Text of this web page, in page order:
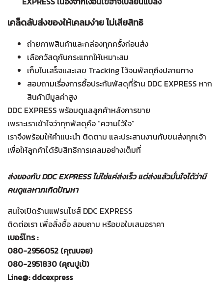
เคล็ดลับส่งของให้เคลมง่าย ไม่เสียสิทธิ
ถ่ายภาพสินค้าและกล่องทุกครั้งก่อนส่ง
เลือกวัสดุกันกระแทกให้เหมาะสม
เก็บใบเสร็จและเลข Tracking ไว้จนพัสดุถึงปลายทาง
สอบถามเรื่องการซื้อประกันพัสดุที่ร้าน DDC EXPRESS หาก
สินค้ามีมูลค่าสูง
DDC EXPRESS พร้อมดูแลลูกค้าหลังการขาย
เพราะเราเข้าใจว่าทุกพัสดุคือ “ความไว้ใจ”
เราจึงพร้อมให้คำแนะนำ ติดตาม และประสานงานกับขนส่งทุกเจ้า
เพื่อให้ลูกค้าได้รับสิทธิการเคลมอย่างเต็มที่
ส่งของกับ DDC EXPRESS ไม่ใช่แค่ส่งเร็ว แต่ส่งแล้วมั่นใจได้ว่ามี
คนดูแลหากเกิดปัญหา
สนใจเปิดร้านแฟรนไชส์ DDC EXPRESS
ติดต่อเรา เพื่อสั่งซื้อ สอบถาม หรือขอใบเสนอราคา
เบอร์โทร :
080-2956052 (คุณบอย)
080-2951830 (คุณปูเป้)
Line@: ddcexpress